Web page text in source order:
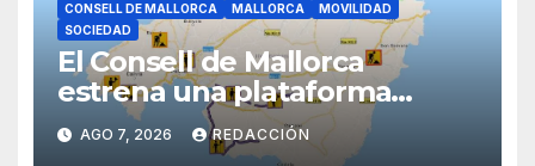
CONSELL DE MALLORCA MALLORCA
MOVILIDAD
SOCIEDAD
El Consell de Mallorca
estrena una plataforma
inteligente de incidencias
viarias en tiempo real
AGO 7, 2026 REDACCIÓN